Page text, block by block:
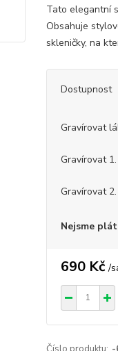
Tato elegantní
Obsahuje
skleničky, na
Dostupnost
Gravírovat
Gravírovat
Gravírovat
Nejsme
690 Kč /